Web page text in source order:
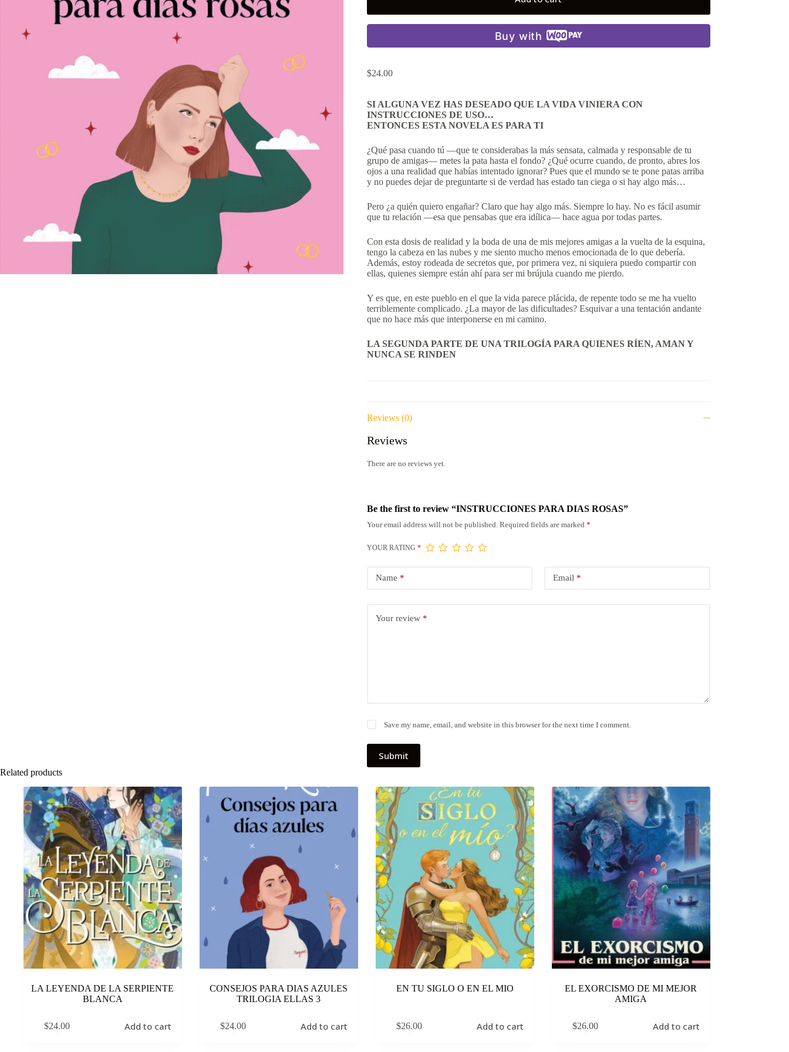
Buy with
$24.00
SI ALGUNA VEZ HAS DESEADO QUE LA VIDA VINIERA CON
INSTRUCCIONES DE USO…
ENTONCES ESTA NOVELA ES PARA TI
¿Qué pasa cuando tú —que te considerabas la más sensata, calmada y responsable de tu
grupo de amigas— metes la pata hasta el fondo? ¿Qué ocurre cuando, de pronto, abres los
ojos a una realidad que habías intentado ignorar? Pues que el mundo se te pone patas arriba
y no puedes dejar de preguntarte si de verdad has estado tan ciega o si hay algo más…
Pero ¿a quién quiero engañar? Claro que hay algo más. Siempre lo hay. No es fácil asumir
que tu relación —esa que pensabas que era idílica— hace agua por todas partes.
Con esta dosis de realidad y la boda de una de mis mejores amigas a la vuelta de la esquina,
tengo la cabeza en las nubes y me siento mucho menos emocionada de lo que debería.
Además, estoy rodeada de secretos que, por primera vez, ni siquiera puedo compartir con
ellas, quienes siempre están ahí para ser mi brújula cuando me pierdo.
Y es que, en este pueblo en el que la vida parece plácida, de repente todo se me ha vuelto
terriblemente complicado. ¿La mayor de las dificultades? Esquivar a una tentación andante
que no hace más que interponerse en mi camino.
LA SEGUNDA PARTE DE UNA TRILOGÍA PARA QUIENES RÍEN, AMAN Y
NUNCA SE RINDEN
Reviews (0)
Reviews
There are no reviews yet.
Be the first to review “INSTRUCCIONES PARA DIAS ROSAS”
Your email address will not be published. Required fields are marked *
YOUR RATING *
Name * Email *
Your review *
Save my name, email, and website in this browser for the next time I comment.
Submit
Related products
LA LEYENDA DE LA SERPIENTE
BLANCA
$24.00 Add to cart
CONSEJOS PARA DIAS AZULES
TRILOGIA ELLAS 3
$24.00 Add to cart
EN TU SIGLO O EN EL MIO
$26.00 Add to cart
EL EXORCISMO DE MI MEJOR
AMIGA
$26.00 Add to cart